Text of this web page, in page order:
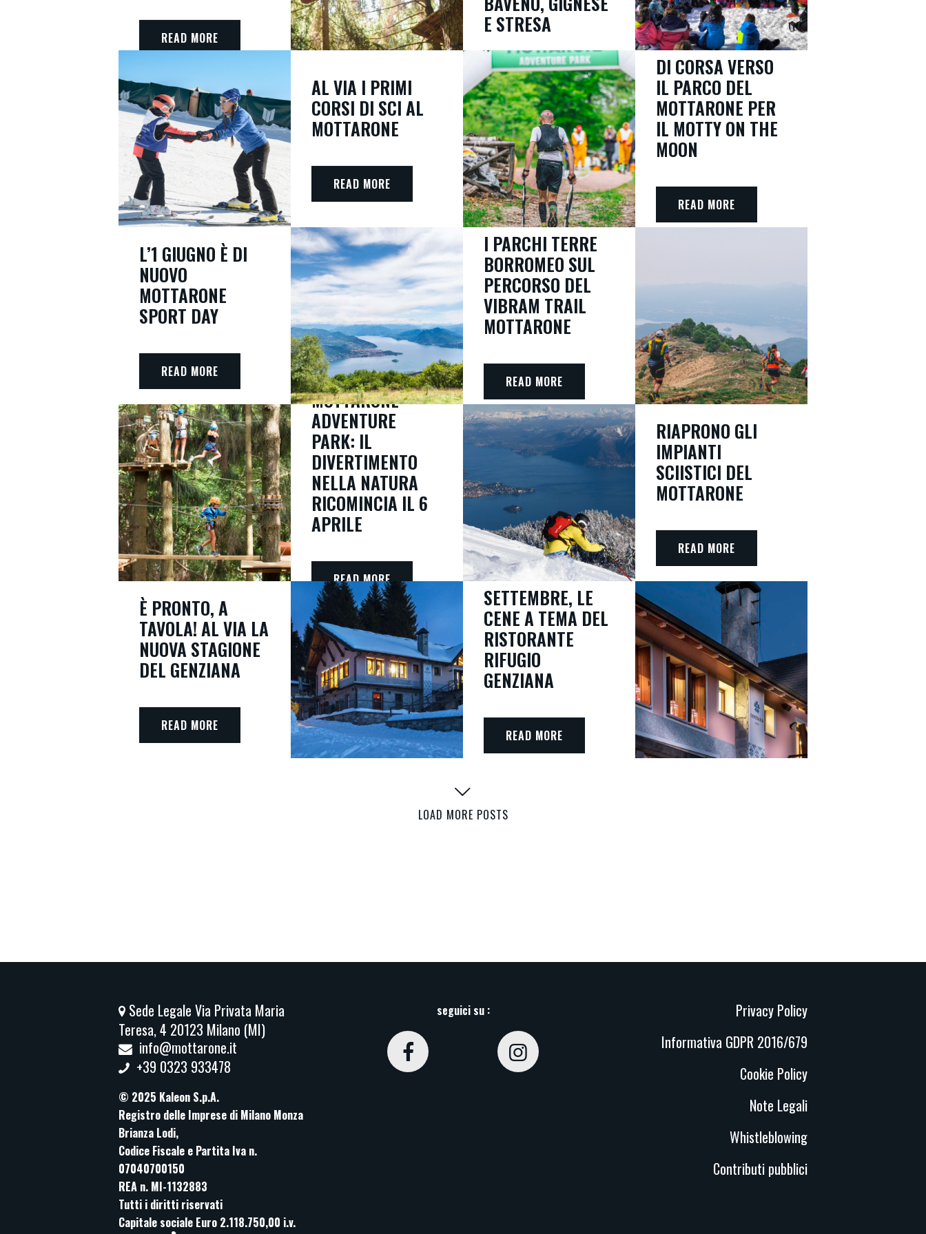
READ MORE
E STRESA
READ MORE
AL VIA I PRIMI
CORSI DI SCI AL
MOTTARONE
READ MORE
DI CORSA VERSO
IL PARCO DEL
MOTTARONE PER
IL MOTTY ON THE
MOON
READ MORE
L’1 GIUGNO È DI
NUOVO
MOTTARONE
SPORT DAY
READ MORE
I PARCHI TERRE
BORROMEO SUL
PERCORSO DEL
VIBRAM TRAIL
MOTTARONE
READ MORE
MOTTARONE
ADVENTURE
PARK: IL
DIVERTIMENTO
NELLA NATURA
RICOMINCIA IL 6
APRILE
READ MORE
RIAPRONO GLI
IMPIANTI
SCIISTICI DEL
MOTTARONE
READ MORE
È PRONTO, A
TAVOLA! AL VIA LA
NUOVA STAGIONE
DEL GENZIANA
READ MORE
SETTEMBRE, LE
CENE A TEMA DEL
RISTORANTE
RIFUGIO
GENZIANA
READ MORE
LOAD MORE POSTS
Sede Legale Via Privata Maria
Teresa, 4 20123 Milano (MI)
info@mottarone.it
+39 0323 933478
© 2025 Kaleon S.p.A.
Registro delle Imprese di Milano Monza
Brianza Lodi,
Codice Fiscale e Partita Iva n.
07040700150
REA n. MI-1132883
Tutti i diritti riservati
Capitale sociale Euro 2.118.750,00 i.v.
seguici su :
Privacy Policy
Informativa GDPR 2016/679
Cookie Policy
Note Legali
Whistleblowing
Contributi pubblici